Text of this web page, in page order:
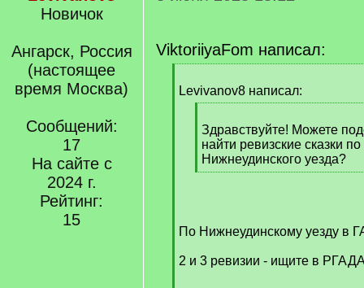
Новичок
Ангарск, Россия
(настоящее
время Москва)
Сообщений:
17
На сайте с
2024 г.
Рейтинг:
15
ViktoriiyaFom написал:
qLevivanov8 написал:
q
]
Здравствуйте! Можете
найти ревизские сказки
Нижнеудинского уезда?
[
По Нижнеудинскому уезду в
2 и 3 ревизии - ищите в